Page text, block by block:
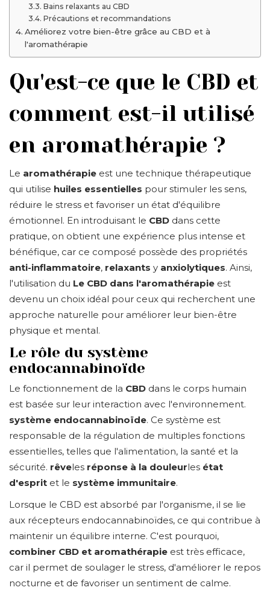
Bains relaxants au CBD
Précautions et recommandations
Améliorez votre bien-être grâce au CBD et à
l'aromathérapie
Qu'est-ce que le CBD et
comment est-il utilisé
en aromathérapie ?
Le aromathérapie est une technique thérapeutique
qui utilise huiles essentielles pour stimuler les sens,
réduire le stress et favoriser un état d'équilibre
émotionnel. En introduisant le CBD dans cette
pratique, on obtient une expérience plus intense et
bénéfique, car ce composé possède des propriétés
anti-inflammatoire, relaxants y anxiolytiques. Ainsi,
l'utilisation du Le CBD dans l'aromathérapie est
devenu un choix idéal pour ceux qui recherchent une
approche naturelle pour améliorer leur bien-être
physique et mental.
Le rôle du système
endocannabinoïde
Le fonctionnement de la CBD dans le corps humain
est basée sur leur interaction avec l'environnement.
système endocannabinoïde. Ce système est
responsable de la régulation de multiples fonctions
essentielles, telles que l'alimentation, la santé et la
sécurité. rêveles réponse à la douleurles état
d'esprit et le système immunitaire.
Lorsque le CBD est absorbé par l'organisme, il se lie
aux récepteurs endocannabinoïdes, ce qui contribue à
maintenir un équilibre interne. C'est pourquoi,
combiner CBD et aromathérapie est très efficace,
car il permet de soulager le stress, d'améliorer le repos
nocturne et de favoriser un sentiment de calme.